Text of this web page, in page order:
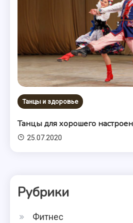
Танцы и здоровье
Танцы для хорошего
25.07.2020
Рубрики
Фитнес